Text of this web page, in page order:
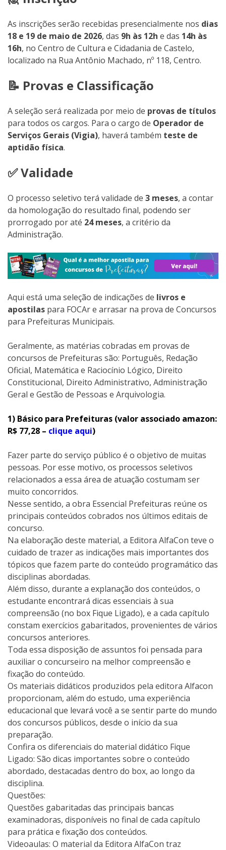
As inscrições serão recebidas presencialmente nos dias
18 e 19 de maio de 2026, das 9h às 12h e das 14h às
16h, no Centro de Cultura e Cidadania de Castelo,
localizado na Rua Antônio Machado, nº 118, Centro.
📝 Provas e Classificação
A seleção será realizada por meio de provas de títulos
para todos os cargos. Para o cargo de Operador de
Serviços Gerais (Vigia), haverá também teste de
aptidão física.
✅ Validade
O processo seletivo terá validade de 3 meses, a contar
da homologação do resultado final, podendo ser
prorrogado por até 24 meses, a critério da
Administração.
Aqui está uma seleção de indicações de livros e
apostilas para FOCAr e arrasar na prova de Concursos
para Prefeituras Municipais.
Geralmente, as matérias cobradas em provas de
concursos de Prefeituras são: Português, Redação
Oficial, Matemática e Raciocínio Lógico, Direito
Constitucional, Direito Administrativo, Administração
Geral e Gestão de Pessoas e Arquivologia.
1) Básico para Prefeituras (valor associado amazon:
R$ 77,28 – clique aqui)
Fazer parte do serviço público é o objetivo de muitas
pessoas. Por esse motivo, os processos seletivos
relacionados a essa área de atuação costumam ser
muito concorridos.
Nesse sentido, a obra Essencial Prefeituras reúne os
principais conteúdos cobrados nos últimos editais de
concurso.
Na elaboração deste material, a Editora AlfaCon teve o
cuidado de trazer as indicações mais importantes dos
tópicos que fazem parte do conteúdo programático das
disciplinas abordadas.
Além disso, durante a explanação dos conteúdos, o
estudante encontrará dicas essenciais à sua
compreensão (no box Fique Ligado), e a cada capítulo
constam exercícios gabaritados, provenientes de vários
concursos anteriores.
Toda essa disposição de assuntos foi pensada para
auxiliar o concurseiro na melhor compreensão e
fixação do conteúdo.
Os materiais didáticos produzidos pela editora Alfacon
proporcionam, além do estudo, uma experiência
educacional que levará você a se sentir parte do mundo
dos concursos públicos, desde o início da sua
preparação.
Confira os diferenciais do material didático Fique
Ligado: São dicas importantes sobre o conteúdo
abordado, destacadas dentro do box, ao longo da
disciplina.
Questões:
Questões gabaritadas das principais bancas
examinadoras, disponíveis no final de cada capítulo
para prática e fixação dos conteúdos.
Videoaulas: O material da Editora AlfaCon traz